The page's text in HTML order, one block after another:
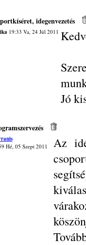
idegenvezetés
19:33 Va, 24 Júl 2011
Jó
Hé, 05 Szept 2011
Az